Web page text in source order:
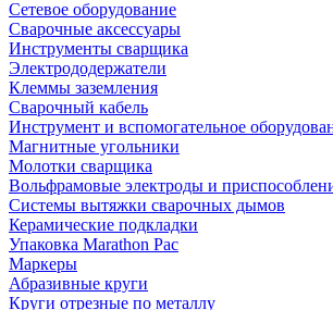
Сетевое оборудование
Сварочные аксессуары
Инструменты сварщика
Электрододержатели
Клеммы заземления
Сварочный кабель
Инструмент и вспомогательное
Магнитные угольники
Молотки сварщика
Вольфрамовые электроды и
Системы вытяжки сварочных дымов
Керамические подкладки
Упаковка Marathon Pac
Маркеры
Абразивные круги
Круги отрезные по металлу